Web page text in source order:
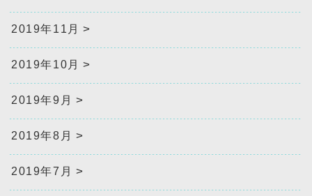
2019年11月
2019年10月
2019年9月
2019年8月
2019年7月